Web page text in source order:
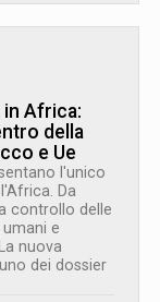
in Africa:
della
e Ue
l'unico
Da
controllo delle
e
nuova
dei dossier